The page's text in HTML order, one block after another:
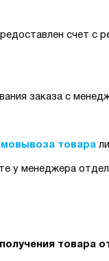
счет с
заказа с
товара
у менеджера
товара